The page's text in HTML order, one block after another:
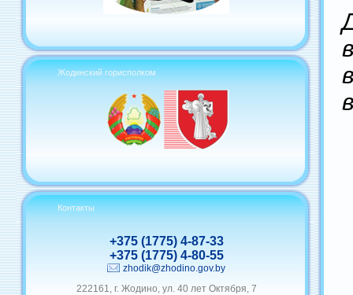
Жодинский горисполком
Контакты
+375 (1775) 4-87-33
+375 (1775) 4-80-55
zhodik@zhodino.gov.by
222161, г. Жодино, ул. 40 лет Октября, 7